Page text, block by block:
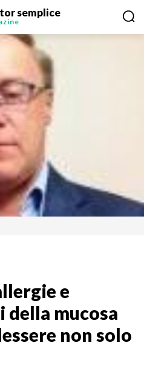
semplice
e
mucosa
non solo